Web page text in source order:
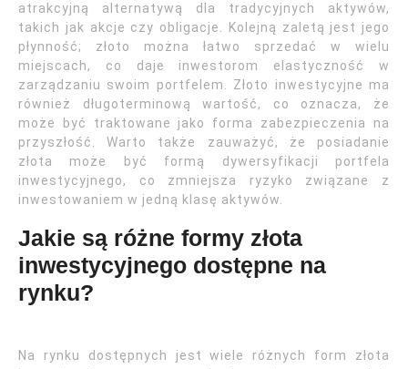
atrakcyjną alternatywą dla tradycyjnych aktywów,
takich jak akcje czy obligacje. Kolejną zaletą jest jego
płynność; złoto można łatwo sprzedać w wielu
miejscach, co daje inwestorom elastyczność w
zarządzaniu swoim portfelem. Złoto inwestycyjne ma
również długoterminową wartość, co oznacza, że
może być traktowane jako forma zabezpieczenia na
przyszłość. Warto także zauważyć, że posiadanie
złota może być formą dywersyfikacji portfela
inwestycyjnego, co zmniejsza ryzyko związane z
inwestowaniem w jedną klasę aktywów.
Jakie są różne formy złota
inwestycyjnego dostępne na
rynku?
Na rynku dostępnych jest wiele różnych form złota